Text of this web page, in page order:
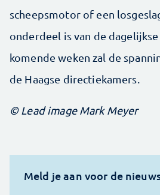
scheepsmotor of een
onderdeel is van de
komende weken zal de
de Haagse directiekamers.
© Lead image Mark Meyer
Meld je aan voor de